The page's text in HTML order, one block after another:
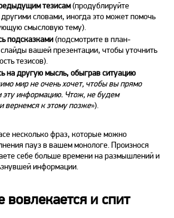
тезисам(продублируйте
словами, иногда это может помочь
смысловую тему).
подсказками(подсмотрите в план-
слайды вашейпрезентации, чтобы уточнить
тезисов).
на другую мысль, обыграв ситуацию
мир не очень хочет, чтобы вы прямо
эту информацию. Чтож, не будем
вернемся к этому позже»).
несколько фраз, которые можно
пауз в вашем монологе. Произнося
себе больше времени на размышлений и
информации.
вовлекается и спит